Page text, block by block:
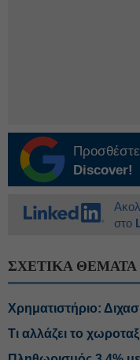
Discover!
στο
ΣΧΕΤΙΚΑ ΘΕΜΑΤΑ
Χρηματιστήριο:
Τι αλλάζει το